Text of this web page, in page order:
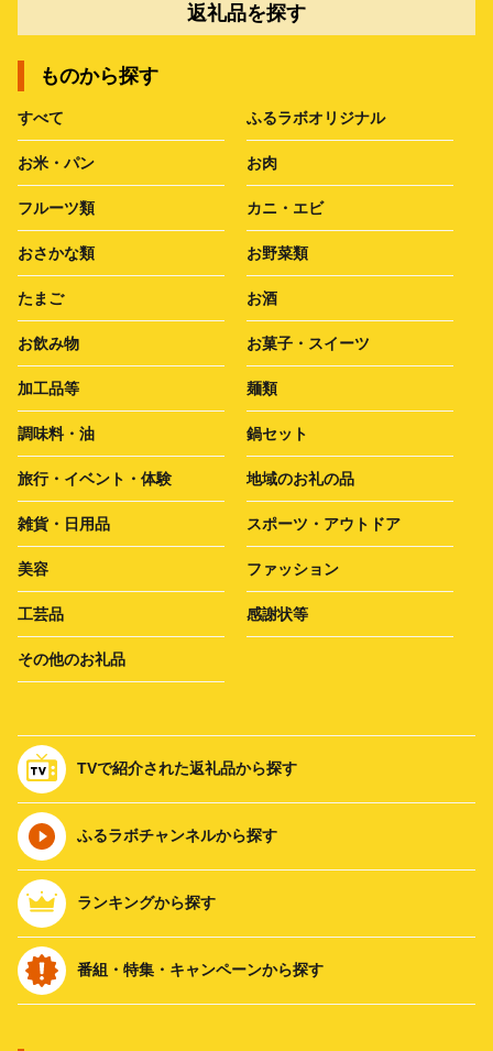
返礼品を探す
ものから探す
すべて ふるラボオリジナル
お米・パン お肉
フルーツ類 カニ・エビ
おさかな類 お野菜類
たまご お酒
お飲み物 お菓子・スイーツ
加工品等 麺類
調味料・油 鍋セット
旅行・イベント・体験 地域のお礼の品
雑貨・日用品 スポーツ・アウトドア
美容 ファッション
工芸品 感謝状等
その他のお礼品
TVで紹介された返礼品から探す
ふるラボチャンネルから探す
ランキングから探す
番組・特集・キャンペーンから探す